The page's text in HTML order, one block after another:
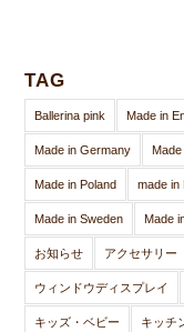
TAG
Ballerina pink Made in
Made in Germany
Made in Poland made in
Made in Sweden Made
お知らせ アクセサリー
ウィンドウディスプレイ
キッズ・ベビー キッチ